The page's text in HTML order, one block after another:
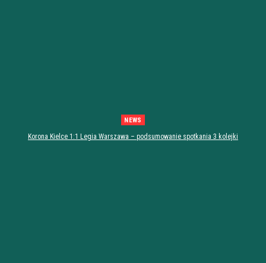
NEWS
Korona Kielce 1:1 Legia Warszawa – podsumowanie spotkania 3 kolejki